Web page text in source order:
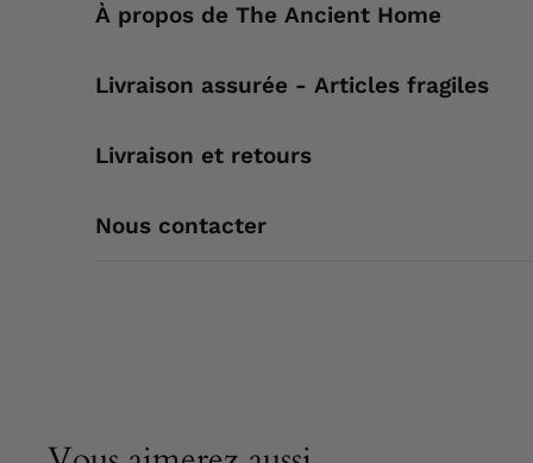
À propos de The Ancient Home
Livraison assurée - Articles fragiles
Livraison et retours
Nous contacter